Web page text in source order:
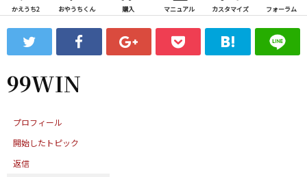
ス
ッ
プ
わ
フ
ォ
ム
かえうち2 おやうちくん 購入 マニュアル カスタマイズ フォーラム
99WIN
プロフィール
開始したトピック
返信